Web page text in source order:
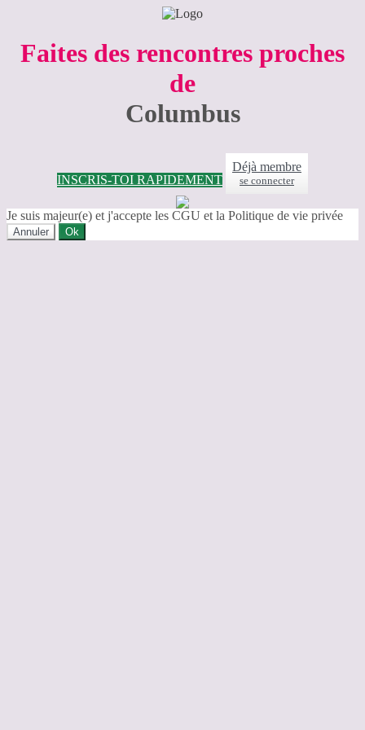
Faites des rencontres proches
de
Columbus
INSCRIS-TOI RAPIDEMENT
Déjà membre
se connecter
Je suis majeur(e) et j'accepte les CGU et la Politique de vie privée
Annuler Ok